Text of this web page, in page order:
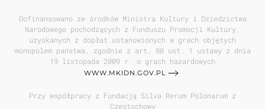
Dofinansowano ze środków Ministra Kultury i Dziedzictwa
Narodowego pochodzących z Funduszu Promocji Kultury,
uzyskanych z dopłat ustanowionych w grach objętych
monopolem państwa, zgodnie z art. 80 ust. 1 ustawy z dnia
19 listopada 2009 r. o grach hazardowych
WWW.MKIDN.GOV.PL
Przy współpracy z Fundacją Silva Rerum Polonarum z
Częstochowy